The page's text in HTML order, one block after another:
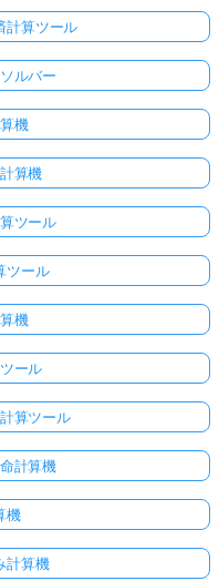
計算ツール
ルバー
機
算機
ツール
ツール
機
ール
算ツール
計算機
機
計算機